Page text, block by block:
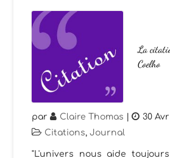
La
Coelho
par Claire Thomas | 30 Avr
Citations,Journal
"L'univers nous aide